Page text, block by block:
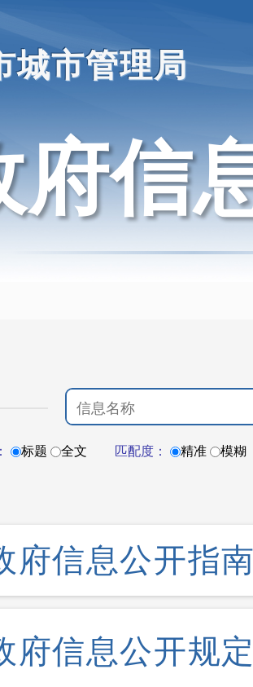
城市管理局
府信
标题 全文 匹配度： 精准 模糊
政府信息公开指
府信息公开规